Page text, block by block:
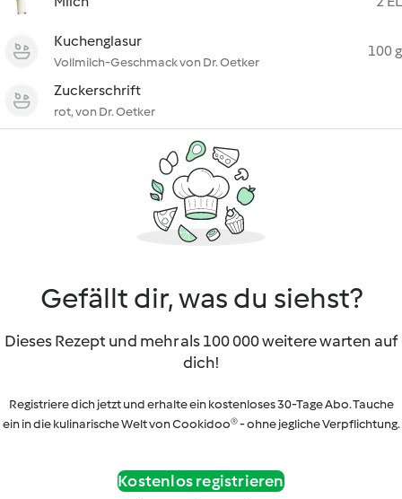
Kuchenglasur
Vollmilch-Geschmack von Dr. Oetker
100 g
Zuckerschrift
rot, von Dr. Oetker
Gefällt dir, was du siehst?
Dieses Rezept und mehr als 100 000 weitere warten auf
dich!
Registriere dich jetzt und erhalte ein kostenloses 30-Tage Abo. Tauche
ein in die kulinarische Welt von Cookidoo® - ohne jegliche Verpflichtung.
Kostenlos registrieren